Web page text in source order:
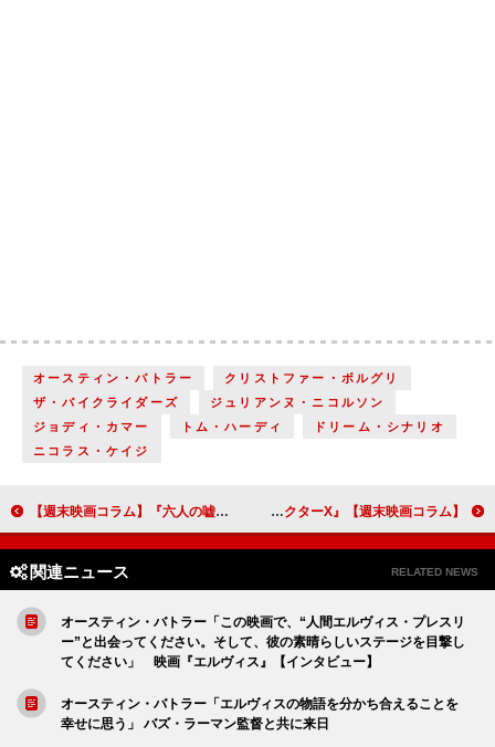
オースティン・バトラー
クリストファー・ボルグリ
ザ・バイクライダーズ
ジュリアンヌ・ニコルソン
ジョディ・カマー
トム・ハーディ
ドリーム・シナリオ
ニコラス・ケイジ
【週末映画コラム】『六人の嘘つきな大学生』／『アングリースクワッド 公務員と7人の詐欺師』（11月22日公開） 【週末映画コラム】ミュージカルアニメの続編『モアナと伝説の海2』／人気シリーズの完結編『劇場版ドクターX』
関連ニュース RELATED NEWS
オースティン・バトラー「この映画で、“人間エルヴィス・プレスリ
ー”と出会ってください。そして、彼の素晴らしいステージを目撃し
てください」 映画『エルヴィス』【インタビュー】
オースティン・バトラー「エルヴィスの物語を分かち合えることを
幸せに思う」 バズ・ラーマン監督と共に来日